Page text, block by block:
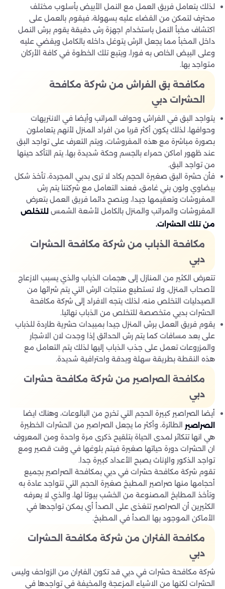
لذلك يتعامل فريق العمل مع النمل الأبيض بأسلوب مختلف
محترف لتمكن من القضاء عليه بسهولة، فيقوم بالعمل على
اكتشاف مخبأ النمل باستخدام اجهزة رش دقيقة يقوم برش النمل
داخل المخبأ مما يجعل الرش يتوغل داخله بالكامل ويقضي عليه
وعلى البيض الخاص به فورا، ويتبع تلك الخطوة في كافة الأركان
متواجد بها.
مكافحة بق الفراش من شركة مكافحة
الحشرات دبي
يتواجد البق في الفراش وحواف المراتب وأيضا في الانتريهات
وحوافها، لذلك يكون أكثر قربا من افراد المنزل لأنهم يتعاملون
بصورة مباشرة مع هذه المفروشات، ويتم التعرف على تواجد البق
عند ظهور اماكن حمراء بالجسم وحكة شديدة بها، يتم التأكد حينها
من تواجد البق.
فأن حشرة البق صغيرة الحجم يكاد لا ترى بدبي المجردة، تأخذ شكل
بيضاوي ولون بني غامق، فعند التعامل مع شركتنا يتم رش
المفروشات وتعقيمها جيدا، وينصح دائما فريق العمل بتعرض
المفروشات والمراتب والمنزل بالكامل لأشعة الشمس للتخلص
من تلك الحشرات.
مكافحة الذباب من شركة مكافحة الحشرات
دبي
تتعرض الكثير من المنازل إلى هجمات الذباب والذي يسبب الازعاج
لأصحاب المنزل، ولا تستطيع منتجات الرش التي يتم شرائها من
الصيدليات التخلص منه، لذلك يتجه الافراد إلى شركة مكافحة
الحشرات بدبي متخصصة للتخلص من الذباب نهائيا.
يقوم فريق العمل برش المنزل جيدا بمبيدات حشرية طاردة للذباب
على بعد مسافات كما يتم رش الحدائق إذا وجدت لان الاشجار
والمزروعات تعمل على جذب الذباب إليها لذلك يتم التعامل مع
هذه النقطة بطريقة سهلة وبدقة واحترافية شديدة.
مكافحة الصراصير من شركة مكافحة حشرات
دبي
أيضا الصراصير كبيرة الحجم التي تخرج من البالوعات، وهناك ايضا
الصراصير الطائرة، وأكثر ما يجعل الصراصير من الحشرات الخطيرة
هي انها تتكاثر لمدى الحياة بتلقيح ذكرى مرة واحدة ومن المعروف
ان الحشرات دورة حياتها صغيرة فيتم بلوغها في وقت قصير ومع
تواجد الذكور والإناث يصبح الأعداد كبيرة جدا.
تقوم شركة مكافحة حشرات في دبي بمكافحة الصراصير بجميع
أحجامها منها صراصير المطبخ صغيرة الحجم التي تتواجد عادة به
وتأخذ المطابخ المصنوعة من الخشب بيوتا لها، والذي لا يعرفه
الكثيرين أن الصراصير تتغذى على الصدأ أي يمكن تواجدها في
الأماكن الموجود بها الصدأ في المطبخ.
مكافحة الفئران من شركة مكافحة الحشرات
دبي
شركة مكافحة حشرات في دبي قد تكون الفئران من الزواحف وليس
الحشرات لكنها من الاشياء المزعجة والمخيفة في تواجدها في